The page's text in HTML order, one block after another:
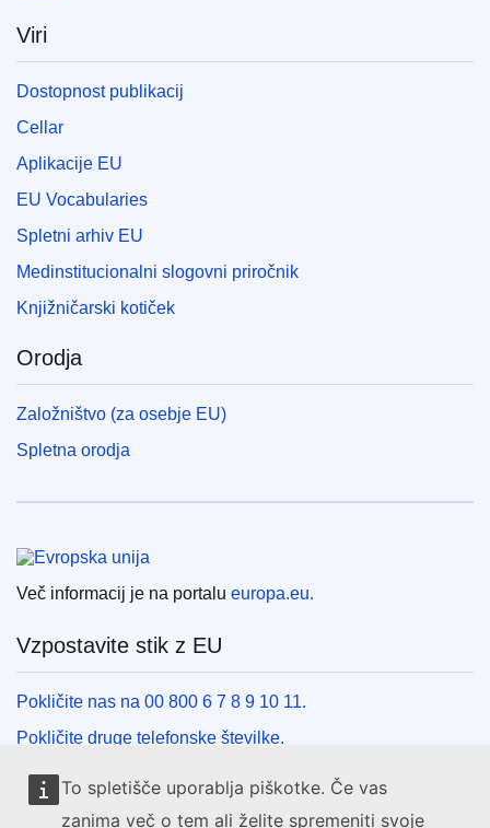
To spletišče uporablja piškotke. Če vas
zanima več o tem ali želite spremeniti svoje
Viri
Dostopnost publikacij
Cellar
Aplikacije EU
EU Vocabularies
Spletni arhiv EU
Medinstitucionalni slogovni priročnik
Knjižničarski kotiček
Orodja
Založništvo (za osebje EU)
Spletna orodja
Več informacij je na portalu europa.eu.
Vzpostavite stik z EU
Pokličite nas na 00 800 6 7 8 9 10 11.
Pokličite druge telefonske številke.
Pišite nam s kontaktnim obrazcem.
Obiščite nas v enem od centrov EU.